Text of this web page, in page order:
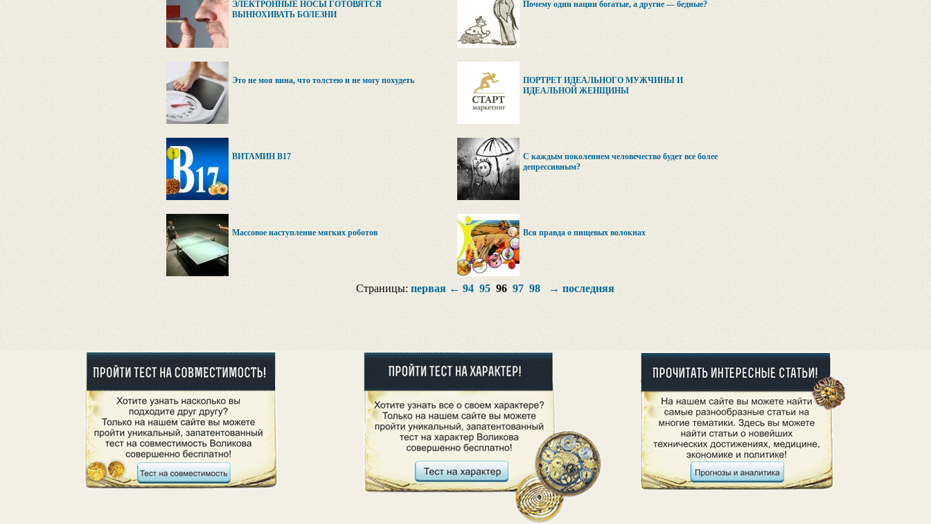
ЭЛЕКТРОННЫЕ НОСЫ ГОТОВЯТСЯ
ВЫНЮХИВАТЬ БОЛЕЗНИ
Почему одни нации богатые, а другие — бедные?
Это не моя вина, что толстею и не могу похудеть
ПОРТРЕТ ИДЕАЛЬНОГО МУЖЧИНЫ И
ИДЕАЛЬНОЙ ЖЕНЩИНЫ
ВИТАМИН В17
C каждым поколением человечество будет все более
депрессивным?
Массовое наступление мягких роботов Вся правда о пищевых волокнах
Страницы: первая← 94 95 96 97 98 → последняя